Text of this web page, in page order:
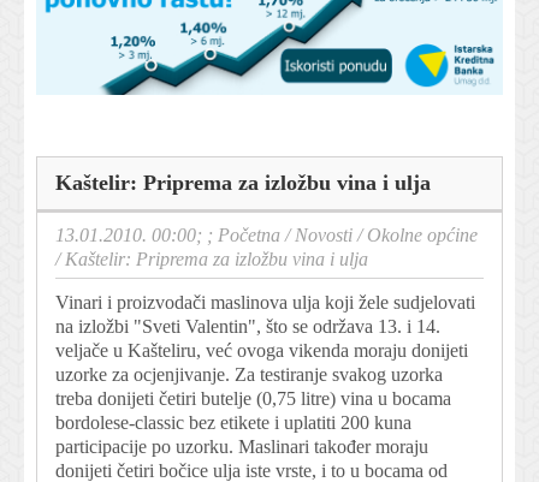
Kaštelir: Priprema za izložbu vina i ulja
13.01.2010. 00:00; ; Početna /Novosti /Okolne općine
/Kaštelir: Priprema za izložbu vina i ulja
Vinari i proizvodači maslinova ulja koji žele sudjelovati
na izložbi "Sveti Valentin", što se održava 13. i 14.
veljače u Kašteliru, već ovoga vikenda moraju donijeti
uzorke za ocjenjivanje. Za testiranje svakog uzorka
treba donijeti četiri butelje (0,75 litre) vina u bocama
bordolese-classic bez etikete i uplatiti 200 kuna
participacije po uzorku. Maslinari također moraju
donijeti četiri bočice ulja iste vrste, i to u bocama od